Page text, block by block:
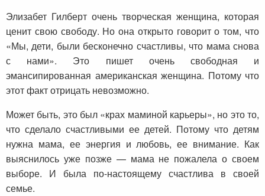
Элизабет Гилберт очень творческая женщина, которая
ценит свою свободу. Но она открыто говорит о том, что
«Мы, дети, были бесконечно счастливы, что мама снова
с нами». Это пишет очень свободная и
эмансипированная американская женщина. Потому что
этот факт отрицать невозможно.
Может быть, это был «крах маминой карьеры», но это то,
что сделало счастливыми ее детей. Потому что детям
нужна мама, ее энергия и любовь, ее внимание. Как
выяснилось уже позже — мама не пожалела о своем
выборе. И была по-настоящему счастлива в своей
семье.